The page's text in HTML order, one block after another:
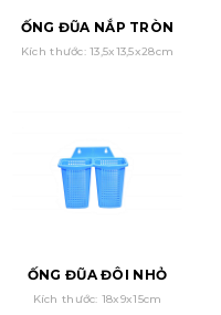
ỐNG ĐŨA NẮP TRÒN
Kích thước: 13,5x13,5x28cm
ỐNG ĐŨA ĐÔI NHỎ
Kích thước: 18x9x15cm